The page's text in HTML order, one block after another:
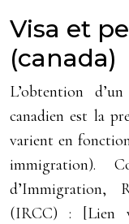
Visa et
(canada)
L’obtention
canadien est la
varient en
immigration).
d’Immigration,
(IRCC) : [Lien